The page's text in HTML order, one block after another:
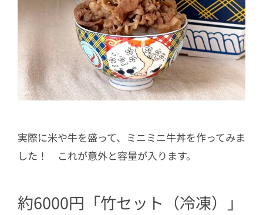
実際に米や牛を盛って、ミニミニ牛丼を作ってみま
した！ これが意外と容量が入ります。
約6000円「竹セット（冷凍）」